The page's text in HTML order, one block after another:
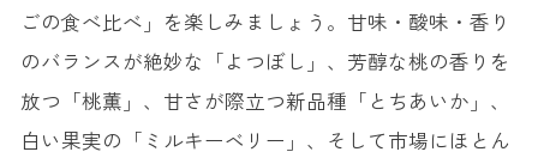
ごの食べ比べ」を楽しみましょう。甘味・酸味・香り
のバランスが絶妙な「よつぼし」、芳醇な桃の香りを
放つ「桃薫」、甘さが際立つ新品種「とちあいか」、
白い果実の「ミルキーベリー」、そして市場にほとん